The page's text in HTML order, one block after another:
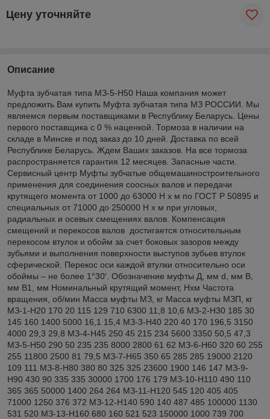
Цену уточняйте
Описание
Муфта зубчатая типа МЗ-5-Н50 Наша компания может
предложить Вам купить Муфта зубчатая типа МЗ РОССИИ. Мы
являемся первым поставщиками в Республику Беларусь. Цены
первого поставщика с 0 % наценкой. Тормоза в наличии на
складе в Минске и под заказ до 10 дней. Доставка по всей
Республике Беларусь. Ждем Ваших заказов. На все тормоза
распространяется гарантия 12 месяцев. Запасные части.
Сервисный центр Муфты зубчатые общемашиностроительного
применения для соединения соосных валов и передачи
крутящего момента от 1000 до 63000 Н х м по ГОСТ Р 50895 и
специальных от 71000 до 250000 Н х м при угловых,
радиальных и осевых смещениях валов. Компенсация
смещений и перекосов валов достигается относительным
перекосом втулок и обойм за счет боковых зазоров между
зубьями и выполнения поверхности выступов зубьев втулок
сферической. Перекос оси каждой втулки относительно оси
обоймы – не более 1°30′. Обозначение муфты Д, мм d, мм В,
мм В1, мм Номинальный крутящий момент, Нxм Частота
вращения, об/мин Масса муфты МЗ, кг Масса муфты МЗП, кг
МЗ-1-Н20 170 20 115 129 710 6300 11,8 10,6 МЗ-2-Н30 185 30
145 160 1400 5000 16,1 15,4 МЗ-3-Н40 220 40 170 196,5 3150
4000 29,3 29,8 МЗ-4-Н45 250 45 215 234 5600 3350 50,5 47,3
МЗ-5-Н50 290 50 235 235 8000 2800 61 62 МЗ-6-Н60 320 60 255
255 11800 2500 81 79,5 МЗ-7-Н65 350 65 285 285 19000 2120
109 111 МЗ-8-Н80 380 80 325 325 23600 1900 146 147 МЗ-9-
Н90 430 90 335 335 30000 1700 176 179 МЗ-10-Н110 490 110
365 365 50000 1400 264 264 МЗ-11-Н120 545 120 405 405
71000 1250 376 372 МЗ-12-Н140 590 140 487 485 100000 1130
531 520 МЗ-13-Н160 680 160 521 523 150000 1000 739 700